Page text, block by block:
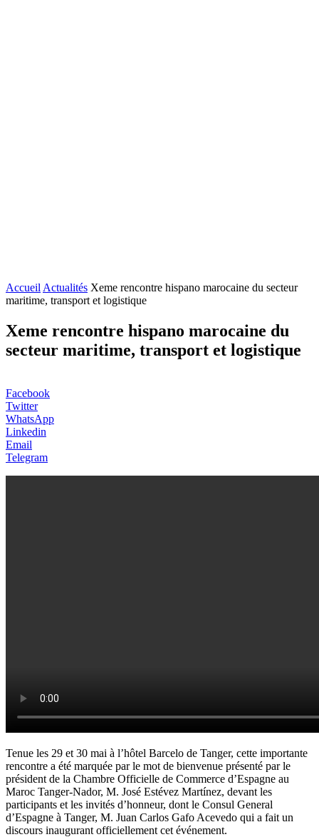
Accueil Actualités Xeme rencontre hispano marocaine du secteur
maritime, transport et logistique
Xeme rencontre hispano marocaine du
secteur maritime, transport et logistique
Facebook
Twitter
WhatsApp
Linkedin
Email
Telegram
Tenue les 29 et 30 mai à l’hôtel Barcelo de Tanger, cette importante
rencontre a été marquée par le mot de bienvenue présenté par le
président de la Chambre Officielle de Commerce d’Espagne au
Maroc Tanger-Nador, M. José Estévez Martínez, devant les
participants et les invités d’honneur, dont le Consul General
d’Espagne à Tanger, M. Juan Carlos Gafo Acevedo qui a fait un
discours inaugurant officiellement cet événement.